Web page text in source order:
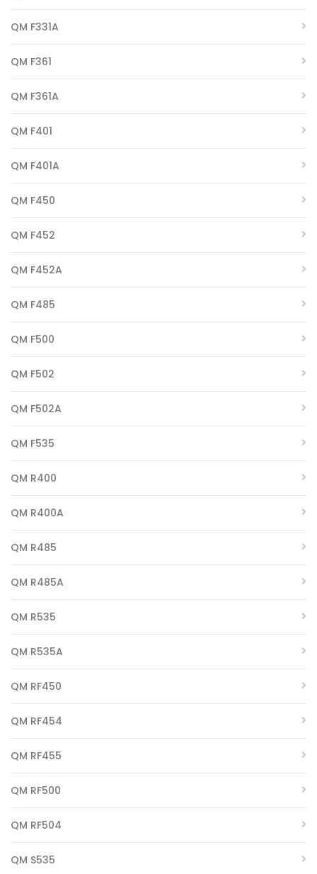
QM F331A
QM F361
QM F361A
QM F401
QM F401A
QM F450
QM F452
QM F452A
QM F485
QM F500
QM F502
QM F502A
QM F535
QM R400
QM R400A
QM R485
QM R485A
QM R535
QM R535A
QM RF450
QM RF454
QM RF455
QM RF500
QM RF504
QM S535